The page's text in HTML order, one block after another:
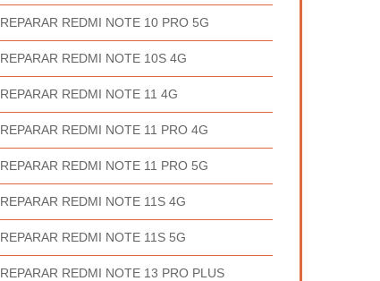
REPARAR REDMI NOTE 10 PRO 5G
REPARAR REDMI NOTE 10S 4G
REPARAR REDMI NOTE 11 4G
REPARAR REDMI NOTE 11 PRO 4G
REPARAR REDMI NOTE 11 PRO 5G
REPARAR REDMI NOTE 11S 4G
REPARAR REDMI NOTE 11S 5G
REPARAR REDMI NOTE 13 PRO PLUS